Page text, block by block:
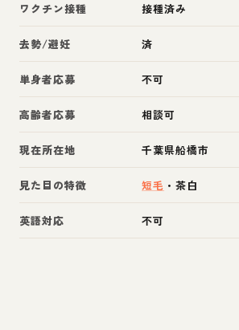
ワクチン接種 接種済み
去勢/避妊 済
単身者応募 不可
高齢者応募 相談可
現在所在地 千葉県船橋市
見た目の特徴 短毛 ・茶白
英語対応 不可